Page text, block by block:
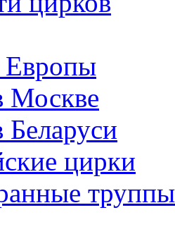
Москве
цирки
труппы